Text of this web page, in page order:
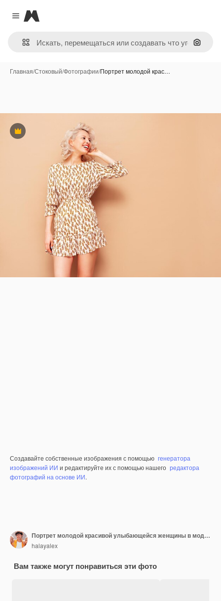
Close menu
Magnific
Поиск
Главная/Стоковый/Фотографии/Портрет молодой крас…
Премиум
Создавайте собственные изображения с помощью генератора
изображений ИИ и редактируйте их с помощью нашего редактора
фотографий на основе ИИ.
Портрет молодой красивой улыбающейся женщины в модном летнем платье Сексуальная беззаботная блондинка позирует возле бежевой стены в студии Позитивная модель веселится в помещении Веселая и счастливая
halayalex
Вам также могут понравиться эти фото